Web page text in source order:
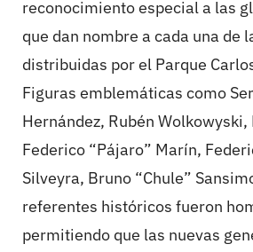
reconocimiento especial a las
que dan nombre a cada una de
distribuidas por el Parque
Figuras emblemáticas como
Hernández, Rubén
Federico “Pájaro” Marín,
Silveyra, Bruno “Chule”
referentes históricos fueron
permitiendo que las nuevas